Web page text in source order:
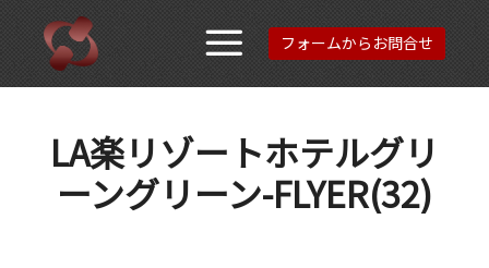
メインメニ
フォームからお問合せ
LA楽リゾートホテルグリ
ーングリーン-FLYER(32)